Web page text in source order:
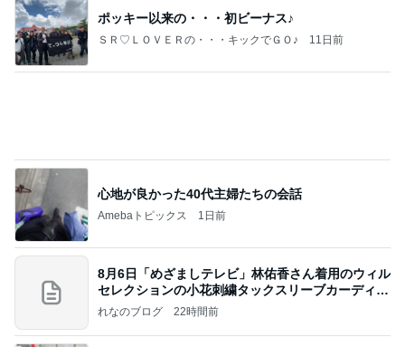
ポッキー以来の・・・初ビーナス♪
ＳＲ♡ＬＯＶＥＲの・・・キックでＧＯ♪ 11日前
心地が良かった40代主婦たちの会話
Amebaトピックス 1日前
8月6日「めざましテレビ」林佑香さん着用のウィル
セレクションの小花刺繍タックスリーブカーディガ
ン
れなのブログ 22時間前